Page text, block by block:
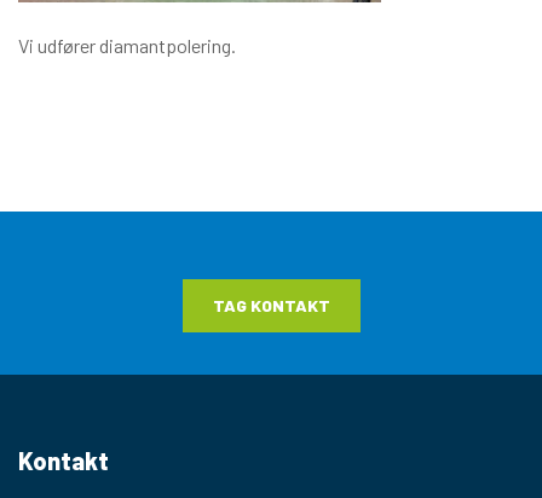
Vi udfører diamantpolering.
TAG KONTAKT
Kontakt